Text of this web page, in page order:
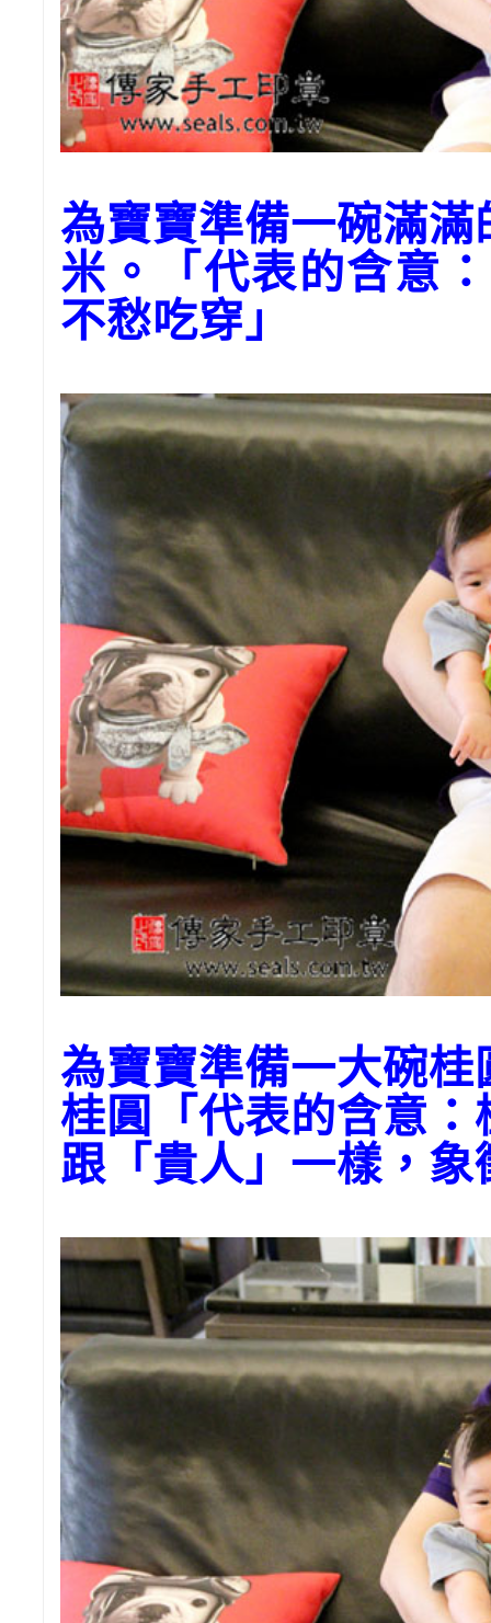
為寶寶準備一碗滿滿
米。「代表的含意
不愁吃穿」
為寶寶準備一大碗桂
桂圓「代表的含意
跟「貴人」一樣，